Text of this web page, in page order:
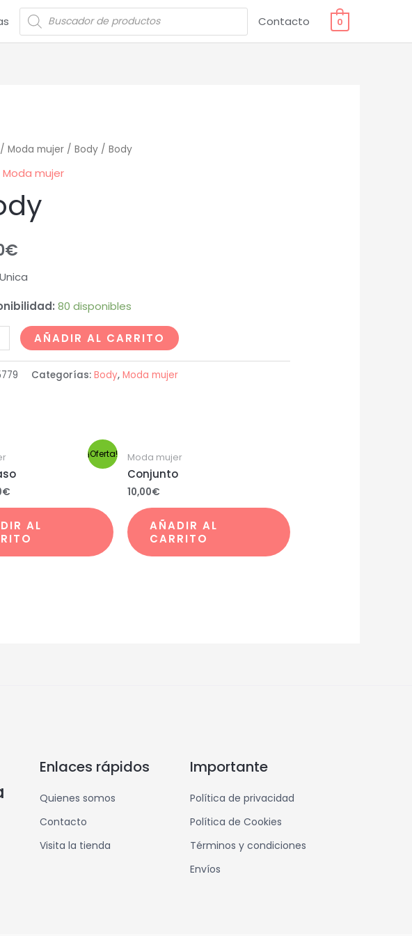
Contacto 0
/ Moda mujer/ Body/ Body
Moda mujer
€
80 disponibles
AÑADIR AL CARRITO
Categorías: Body, Moda mujer
¡Oferta!
€
AL
Moda mujer
Conjunto
10,00€
AÑADIR AL
CARRITO
Enlaces rápidos
Quienes somos
Contacto
Visita la tienda
Importante
Política de privacidad
Política de Cookies
Términos y condiciones
Envíos